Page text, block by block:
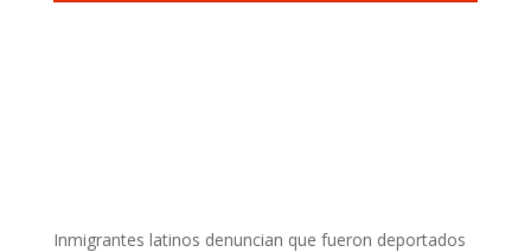
Inmigrantes latinos denuncian que fueron deportados